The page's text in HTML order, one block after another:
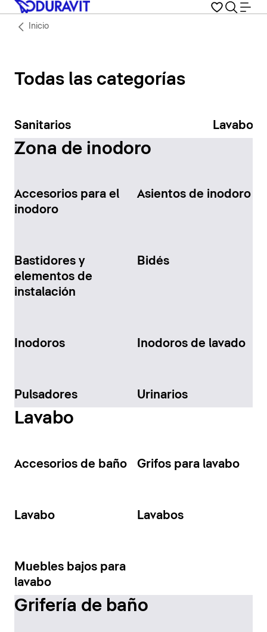
Inicio
Todas las categorías
Sanitarios Lavabos
Zona de inodoro
Accesorios para el
inodoro
Asientos de inodoro
Bastidores y
elementos de
instalación
Bidés
Inodoros Inodoros de lavado
Pulsadores Urinarios
Lavabo
Accesorios de baño Grifos para lavabo
Lavabo Lavabos
Muebles bajos para
lavabo
Grifería de baño